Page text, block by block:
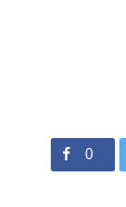
0